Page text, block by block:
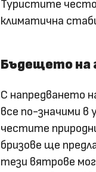
Туристите
климатична
Бъдещето на
С напредването
все по-значими
честите
бризове ще
тези вятрове